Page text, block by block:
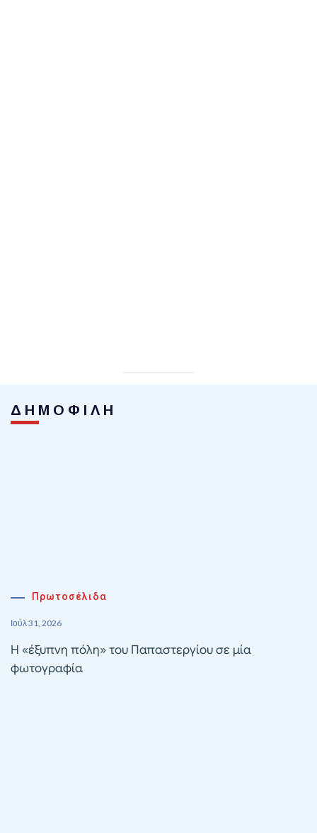
ΔΗΜΟΦΙΛΗ
Πρωτοσέλιδα
Ιούλ 31, 2026
Η «έξυπνη πόλη» του Παπαστεργίου σε μία
φωτογραφία